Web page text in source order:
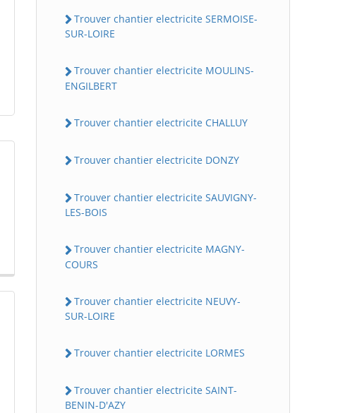
Trouver chantier electricite SERMOISE-
SUR-LOIRE
Trouver chantier electricite MOULINS-
ENGILBERT
Trouver chantier electricite CHALLUY
Trouver chantier electricite DONZY
Trouver chantier electricite SAUVIGNY-
LES-BOIS
Trouver chantier electricite MAGNY-
COURS
Trouver chantier electricite NEUVY-
SUR-LOIRE
Trouver chantier electricite LORMES
Trouver chantier electricite SAINT-
BENIN-D'AZY